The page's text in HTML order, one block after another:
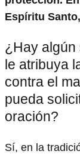
Espíritu
¿Hay algún
le atribuya
contra el
pueda
oración?
Sí, en la